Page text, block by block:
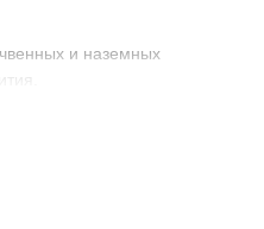
и наземных